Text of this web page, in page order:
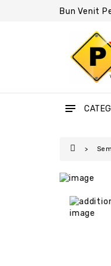
Bun Venit